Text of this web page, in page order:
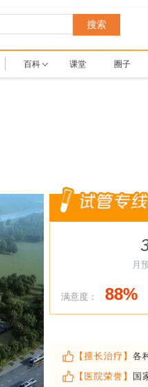
搜索
百科 课堂 圈子
月
满意度： 88%
【擅长治疗】 各
【医院荣誉】
国